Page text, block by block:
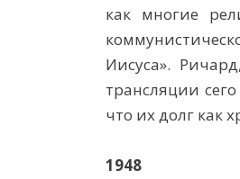
как многие
Иисуса».
трансляции
что их долг как
1948